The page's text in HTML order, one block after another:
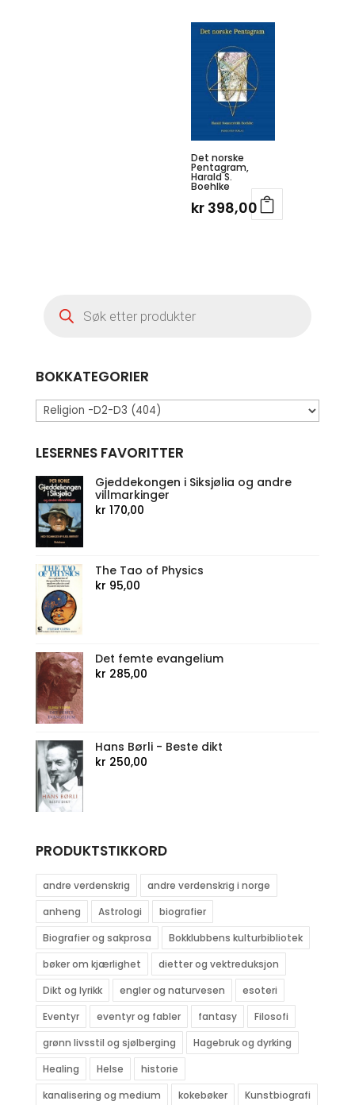
Det norske
Pentagram,
Harald S.
Boehlke
kr398,00
search
BOKKATEGORIER
LESERNES FAVORITTER
Gjeddekongen i Siksjølia og andre
villmarkinger
kr 170,00
The Tao of Physics
kr 95,00
Det femte evangelium
kr 285,00
Hans Børli - Beste dikt
kr 250,00
PRODUKTSTIKKORD
andre verdenskrig
andre verdenskrig i norge
anheng
Astrologi
biografier
Biografier og sakprosa
Bokklubbens kulturbibliotek
bøker om kjærlighet
dietter og vektreduksjon
Dikt og lyrikk
engler og naturvesen
esoteri
Eventyr
eventyr og fabler fantasy
Filosofi
grønn livsstil og sjølberging
Hagebruk og dyrking
Healing
Helse
historie
kanalisering og medium
kokebøker
Kunstbiografi